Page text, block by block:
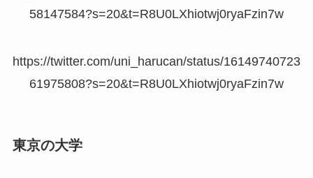
58147584?s=20&t=R8U0LXhiotwj0ryaFzin7w
https://twitter.com/uni_harucan/status/16149740723
61975808?s=20&t=R8U0LXhiotwj0ryaFzin7w
東京の大学